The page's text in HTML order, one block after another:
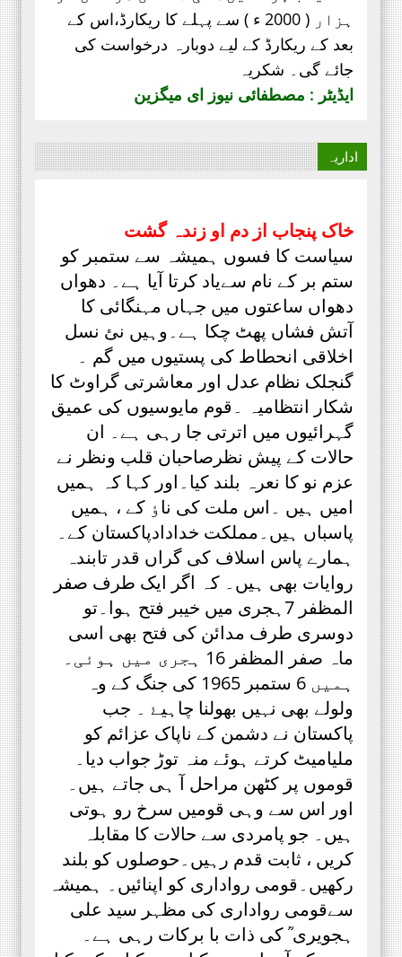
مصطفائی تحریک پاکستان
اپنےقیام سے لے کر ۔۔۔
جناب سعید احمد چشتی ڈویژنل
صدر مصطفائی تحریک ساہیوال کی
مبارکباد انجمن طلباء اسلام کی
مستحق ہے۔ کہ جنہوں نے حیی علی
الفلاح،
ہزار ( 2000 ء ) سے پہلے کا ریکارڈ،
اس کے
بعد کے ریکارڈ کے لیے دوبارہ درخواست کی
جائے گی۔ شکریہ
ایڈیٹر : مصطفائی نیوز ای میگزین
اداریہ
خاک پنجاب از دم او زندہ گشت
سیاست کا فسوں ہمیشہ سے ستمبر کو
ستم بر کے نام سےیاد کرتا آیا ہے۔ دھواں
دھواں ساعتوں میں جہاں مہنگائی کا
آتش فشاں پھٹ چکا ہے۔وہیں نئ نسل
اخلاقی انحطاط کی پستیوں میں گم ۔
گنجلک نظام عدل اور معاشرتی گراوٹ کا
شکار انتظامیہ ۔قوم مایوسیوں کی عمیق
گہرائیوں میں اترتی جا رہی ہے۔ ان
حالات کے پیش نظرصاحبان قلب ونظر نے
عزم نو کا نعرہ بلند کیا۔اور کہا کہ ہمیں
امیں ہیں ۔اس ملت کی ناٶ کے ، ہمیں
پاسباں ہیں۔مملکت خدادادپاکستان کے۔
ہمارے پاس اسلاف کی گراں قدر تابندہ
روایات بھی ہیں۔ کہ اگر ایک طرف صفر
المظفر 7ہجری میں خیبر فتح ہوا۔تو
دوسری طرف مدائن کی فتح بھی اسی
ماہ صفر المظفر 16 ہجری میں ہوئی۔
ہمیں 6 ستمبر 1965 کی جنگ کے وہ
ولولے بھی نہیں بھولنا چاہیۓ ۔ جب
پاکستان نے دشمن کے ناپاک عزائم کو
ملیامیٹ کرتے ہوئے منہ توڑ جواب دیا۔
قوموں پر کٹھن مراحل آ ہی جاتے ہیں۔
اور اس سے وہی قومیں سرخ رو ہوتی
ہیں۔ جو پامردی سے حالات کا مقابلہ
کریں ، ثابت قدم رہیں۔حوصلوں کو بلند
رکھیں۔قومی رواداری کو اپنائیں۔ ہمیشہ
سےقومی رواداری کی مظہر سید علی
ہجویری ؒ کی ذات با برکات رہی ہے۔